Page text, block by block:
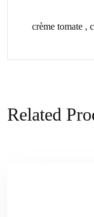
crème tomate ,
Related